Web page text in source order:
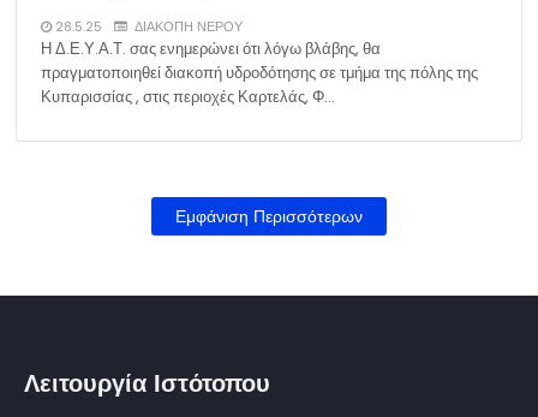
28.5.25 ΔΙΑΚΟΠΗ ΝΕΡΟΥ
Η Δ.Ε.Υ.Α.Τ. σας ενημερώνει ότι λόγω βλάβης, θα
πραγματοποιηθεί διακοπή υδροδότησης σε τμήμα της πόλης της
Κυπαρισσίας , στις περιοχές Καρτελάς, Φ…
Εμφάνιση Περισσότερων
Λειτουργία Ιστότοπου